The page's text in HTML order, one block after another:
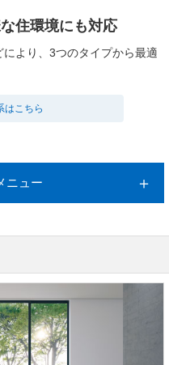
住環境にも対応
より、3つのタイプから最適
はこちら
ニュー